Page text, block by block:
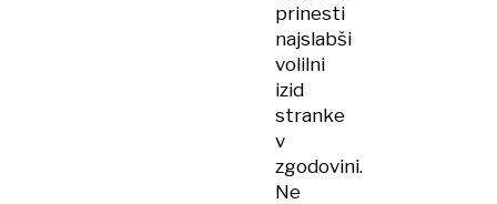
prinesti
najslabši
volilni
izid
stranke
v
zgodovini.
Ne